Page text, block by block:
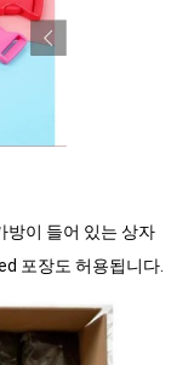
방이 들어 있는 상자
포장도 허용됩니다.